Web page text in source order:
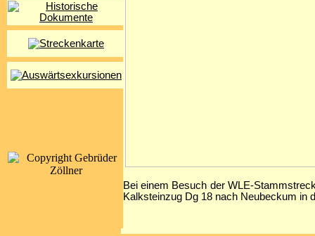
Bei einem Besuch der WLE-
Kalksteinzug Dg 18 nach Neubeckum in